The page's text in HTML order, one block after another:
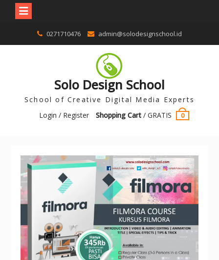
0271710476 admin@solodesignschool.id
Solo Design School
School of Creative Digital Media Experts
Login / Register
Shopping Cart/ GRATIS 0